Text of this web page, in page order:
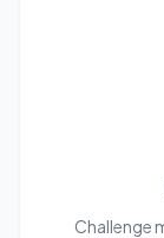
Challenge